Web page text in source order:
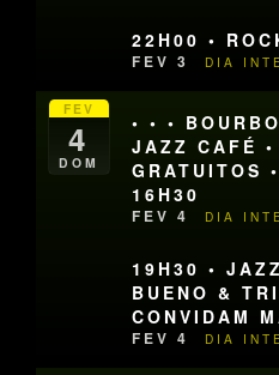
22H00 •
FEV 3 DIA
FEV
4
DOM
• • •
JAZZ CAFÉ
GRATUITOS
16H30
FEV 4 DIA
19H30 •
BUENO &
CONVIDAM
FEV 4 DIA